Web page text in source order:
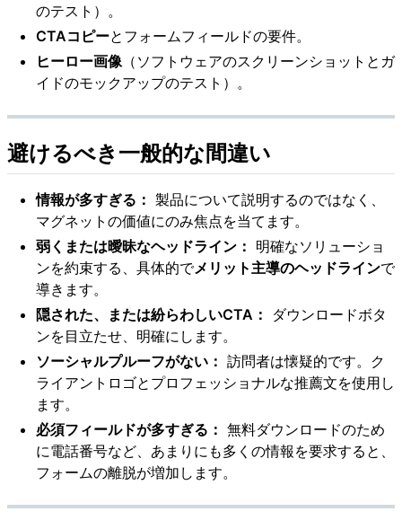
のテスト）。
CTAコピーとフォームフィールドの要件。
ヒーロー画像 （ソフトウェアのスクリーンショットとガ
イドのモックアップのテスト）。
避けるべき一般的な間違い
情報が多すぎる： 製品について説明するのではなく、
マグネットの価値にのみ焦点を当てます。
弱くまたは曖昧なヘッドライン： 明確なソリューショ
ンを約束する、具体的でメリット主導のヘッドラインで
導きます。
隠された、または紛らわしいCTA：
ダウンロードボタ
ンを目立たせ、明確にします。
ソーシャルプルーフがない： 訪問者は懐疑的です。ク
ライアントロゴとプロフェッショナルな推薦文を使用し
ます。
必須フィールドが多すぎる： 無料ダウンロードのため
に電話番号など、あまりにも多くの情報を要求すると、
フォームの離脱が増加します。